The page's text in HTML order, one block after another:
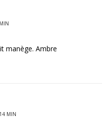
manège. Ambre
MIN